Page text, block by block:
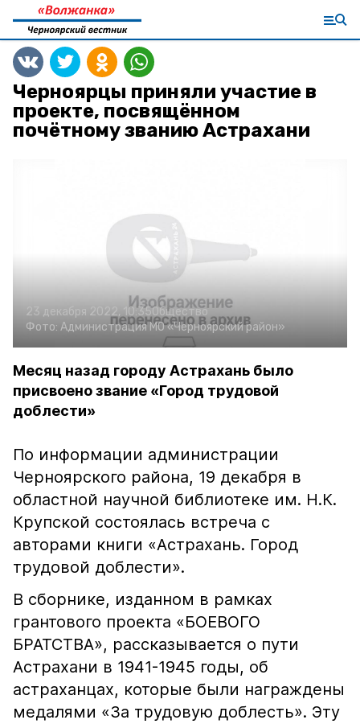
Черноярцы приняли участие в
проекте, посвящённом
почётному званию Астрахани
23 декабря 2022, 10:35Общество
Фото: Администрация МО «Черноярский район»
Месяц назад городу Астрахань было
присвоено звание «Город трудовой
доблести»
По информации администрации
Черноярского района, 19 декабря в
областной научной библиотеке им. Н.К.
Крупской состоялась встреча с
авторами книги «Астрахань. Город
трудовой доблести».
В сборнике, изданном в рамках
грантового проекта «БОЕВОГО
БРАТСТВА», рассказывается о пути
Астрахани в 1941-1945 годы, об
астраханцах, которые были награждены
медалями «За трудовую доблесть». Эту